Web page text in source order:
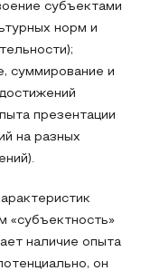
субъектами
норм и
суммирование и
презентации
на разных
«субъектность»
наличие опыта
он